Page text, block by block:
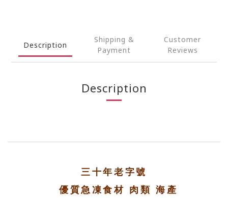
Description
Shipping &
Payment
Customer
Reviews
Description
三十年老字號
優質急凍食材 肉類 海產